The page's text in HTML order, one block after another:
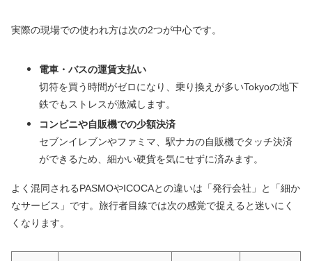
実際の現場での使われ方は次の2つが中心です。
電車・バスの運賃支払い
切符を買う時間がゼロになり、乗り換えが多いTokyoの地下
鉄でもストレスが激減します。
コンビニや自販機での少額決済
セブンイレブンやファミマ、駅ナカの自販機でタッチ決済
ができるため、細かい硬貨を気にせずに済みます。
よく混同されるPASMOやICOCAとの違いは「発行会社」と「細か
なサービス」です。旅行者目線では次の感覚で捉えると迷いにく
くなります。